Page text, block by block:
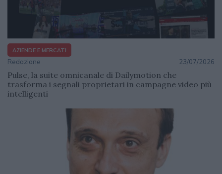
AZIENDE E MERCATI
Redazione 23/07/2026
Pulse, la suite omnicanale di Dailymotion che
trasforma i segnali proprietari in campagne video più
intelligenti